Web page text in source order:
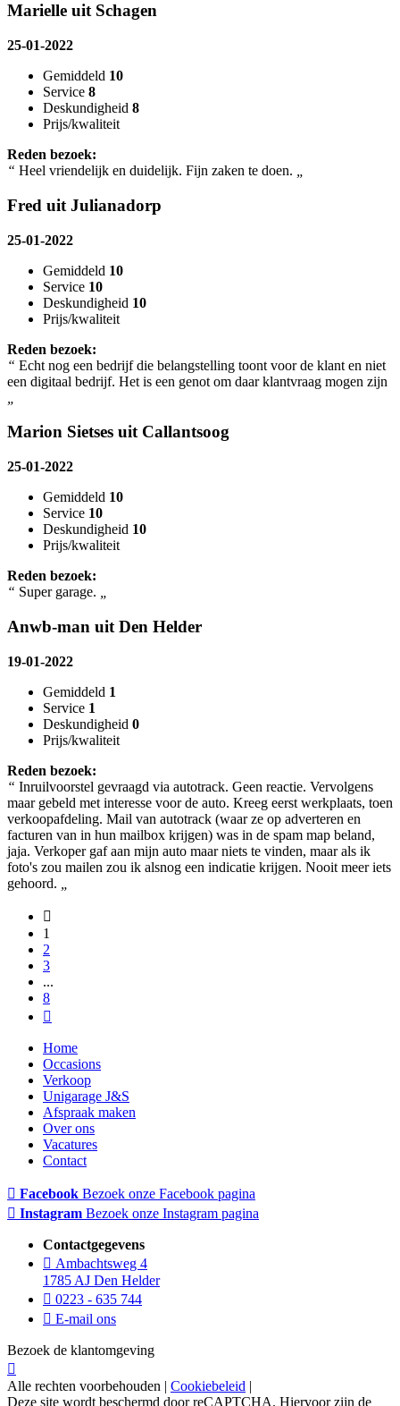
Marielle uit Schagen
25-01-2022
Gemiddeld 10
Service 8
Deskundigheid 8
Prijs/kwaliteit
Reden bezoek:
“ Heel vriendelijk en duidelijk. Fijn zaken te doen.
Fred uit Julianadorp
25-01-2022
Gemiddeld 10
Service 10
Deskundigheid 10
Prijs/kwaliteit
Reden bezoek:
“ Echt nog een bedrijf die belangstelling toont voor de klant en niet
een digitaal bedrijf. Het is een genot om daar klantvraag mogen zijn
Marion Sietses uit Callantsoog
25-01-2022
Gemiddeld 10
Service 10
Deskundigheid 10
Prijs/kwaliteit
Reden bezoek:
“ Super garage.
Anwb-man uit Den Helder
19-01-2022
Gemiddeld 1
Service 1
Deskundigheid 0
Prijs/kwaliteit
Reden bezoek:
“ Inruilvoorstel gevraagd via autotrack. Geen reactie. Vervolgens
maar gebeld met interesse voor de auto. Kreeg eerst werkplaats, toen
verkoopafdeling. Mail van autotrack (waar ze op adverteren en
facturen van in hun mailbox krijgen) was in de spam map beland,
jaja. Verkoper gaf aan mijn auto maar niets te vinden, maar als ik
foto's zou mailen zou ik alsnog een indicatie krijgen. Nooit meer iets
gehoord.
1
2
3
...
8
Home
Occasions
Verkoop
Unigarage J&S
Afspraak maken
Over ons
Vacatures
Contact
Facebook Bezoek onze Facebook pagina
Instagram Bezoek onze Instagram pagina
Contactgegevens
Ambachtsweg 4
1785 AJ Den Helder
0223 - 635 744
E-mail ons
Bezoek de klantomgeving
Alle rechten voorbehouden | Cookiebeleid |
Deze site wordt beschermd door reCAPTCHA. Hiervoor zijn de